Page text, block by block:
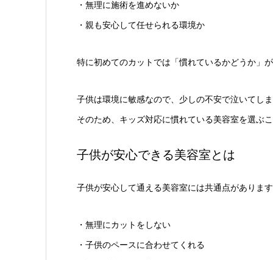
・無理に施術を進めないか
・親も安心して任せられる環境か
特に初めてのカットでは「慣れているかどうか」
子供は環境に敏感なので、少しの不安で泣いてし
そのため、キッズ対応に慣れている美容室を選ぶ
子供が安心できる美容室とは
子供が安心して通える美容室には共通点がありま
・無理にカットをしない
・子供のペースに合わせてくれる